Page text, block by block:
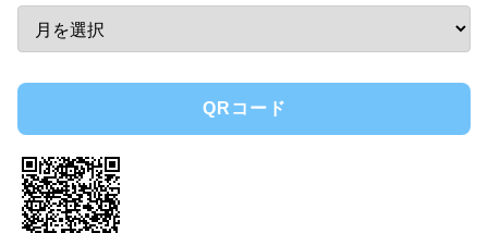
QRコード